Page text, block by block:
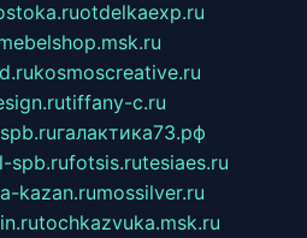
otdelkaexp.ru
kosmoscreative.ru
tiffany-c.ru
галактика73.рф
spb.rufotsis.rutesiaes.ru
kazan.rumossilver.ru
tochkazvuka.msk.ru